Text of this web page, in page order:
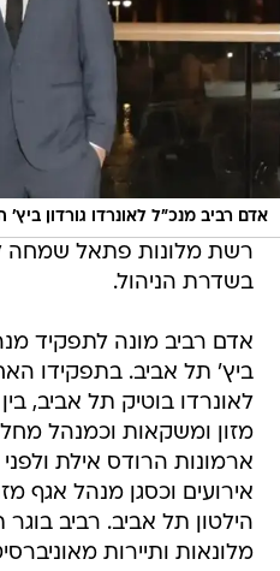
אדם רביב מנכ"ל לאונרדו גורדון ביץ'
רשת מלונות פתאל שמחה
בשדרת הניהול.
אדם רביב מונה לתפקיד
ביץ' תל אביב. בתפקידו
לאונרדו בוטיק תל אביב,
מזון ומשקאות וכמנהל
ארמונות הרודס אילת
אירועים וכסגן מנהל אגף
הילטון תל אביב. רביב בוגר
מלונאות ותיירות